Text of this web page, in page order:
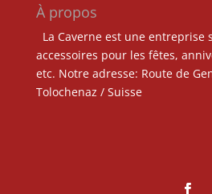
À propos
La Caverne est une entreprise
accessoires pour les fêtes,
etc. Notre adresse: Route de
Tolochenaz / Suisse